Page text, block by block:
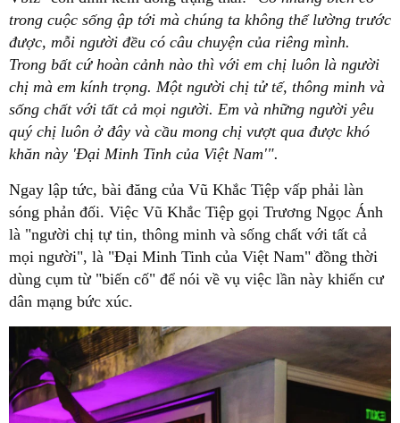
trong cuộc sống ập tới mà chúng ta không thể lường trước
được, mỗi người đều có câu chuyện của riêng mình.
Trong bất cứ hoàn cảnh nào thì với em chị luôn là người
chị mà em kính trọng. Một người chị tử tế, thông minh và
sống chất với tất cả mọi người. Em và những người yêu
quý chị luôn ở đây và cầu mong chị vượt qua được khó
khăn này 'Đại Minh Tinh của Việt Nam'".
Ngay lập tức, bài đăng của Vũ Khắc Tiệp vấp phải làn
sóng phản đối. Việc Vũ Khắc Tiệp gọi Trương Ngọc Ánh
là "người chị tự tin, thông minh và sống chất với tất cả
mọi người", là "Đại Minh Tinh của Việt Nam" đồng thời
dùng cụm từ "biến cố" để nói về vụ việc lần này khiến cư
dân mạng bức xúc.